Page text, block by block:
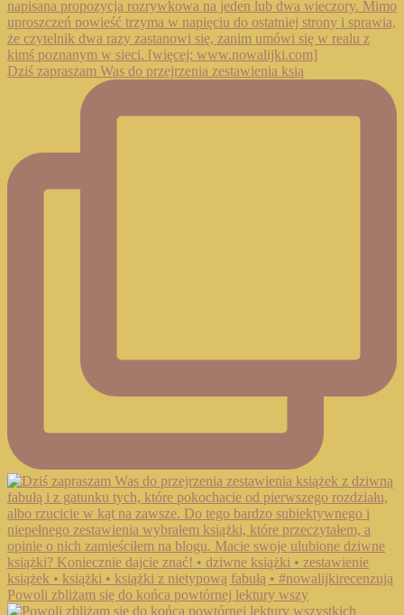
Dziś zapraszam Was do przejrzenia zestawienia ksią
Powoli zbliżam się do końca powtórnej lektury wszy